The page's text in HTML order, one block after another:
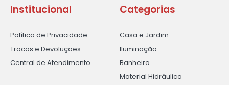
Institucional
Política de Privacidade
Trocas e Devoluções
Central de Atendimento
Categorias
Casa e Jardim
Iluminação
Banheiro
Material Hidráulico